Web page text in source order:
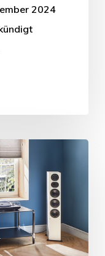
2024